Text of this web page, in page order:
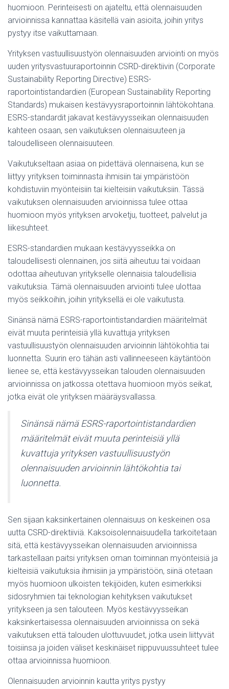
huomioon. Perinteisesti on ajateltu, että olennaisuuden
arvioinnissa kannattaa käsitellä vain asioita, joihin yritys
pystyy itse vaikuttamaan.
Yrityksen vastuullisuustyön olennaisuuden arviointi on myös
uuden yritysvastuuraportoinnin CSRD-direktiivin (Corporate
Sustainability Reporting Directive) ESRS-
raportointistandardien (European Sustainability Reporting
Standards) mukaisen kestävyysraportoinnin lähtökohtana.
ESRS-standardit jakavat kestävyysseikan olennaisuuden
kahteen osaan, sen vaikutuksen olennaisuuteen ja
taloudelliseen olennaisuuteen.
Vaikutukseltaan asiaa on pidettävä olennaisena, kun se
liittyy yrityksen toiminnasta ihmisiin tai ympäristöön
kohdistuviin myönteisiin tai kielteisiin vaikutuksiin. Tässä
vaikutuksen olennaisuuden arvioinnissa tulee ottaa
huomioon myös yrityksen arvoketju, tuotteet, palvelut ja
liikesuhteet.
ESRS-standardien mukaan kestävyysseikka on
taloudellisesti olennainen, jos siitä aiheutuu tai voidaan
odottaa aiheutuvan yritykselle olennaisia taloudellisia
vaikutuksia. Tämä olennaisuuden arviointi tulee ulottaa
myös seikkoihin, joihin yrityksellä ei ole vaikutusta.
Sinänsä nämä ESRS-raportointistandardien määritelmät
eivät muuta perinteisiä yllä kuvattuja yrityksen
vastuullisuustyön olennaisuuden arvioinnin lähtökohtia tai
luonnetta. Suurin ero tähän asti vallinneeseen käytäntöön
lienee se, että kestävyysseikan talouden olennaisuuden
arvioinnissa on jatkossa otettava huomioon myös seikat,
jotka eivät ole yrityksen määräysvallassa.
Sinänsä nämä ESRS-raportointistandardien
määritelmät eivät muuta perinteisiä yllä
kuvattuja yrityksen vastuullisuustyön
olennaisuuden arvioinnin lähtökohtia tai
luonnetta.
Sen sijaan kaksinkertainen olennaisuus on keskeinen osa
uutta CSRD-direktiiviä. Kaksoisolennaisuudella tarkoitetaan
sitä, että kestävyysseikan olennaisuuden arvioinnissa
tarkastellaan paitsi yrityksen oman toiminnan myönteisiä ja
kielteisiä vaikutuksia ihmisiin ja ympäristöön, siinä otetaan
myös huomioon ulkoisten tekijöiden, kuten esimerkiksi
sidosryhmien tai teknologian kehityksen vaikutukset
yritykseen ja sen talouteen. Myös kestävyysseikan
kaksinkertaisessa olennaisuuden arvioinnissa on sekä
vaikutuksen että talouden ulottuvuudet, jotka usein liittyvät
toisiinsa ja joiden väliset keskinäiset riippuvuussuhteet tulee
ottaa arvioinnissa huomioon.
Olennaisuuden arvioinnin kautta yritys pystyy